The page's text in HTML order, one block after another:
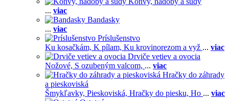
... viac
Bandasky
... viac
Príslušenstvo
Ku kosačkám, K pílam, Ku krovinorezom a vyž ... viac
Drviče vetiev a ovocia
Nožové, S ozubeným valcom, ... viac
Hračky do záhrady
a pieskoviská
Šmykľavky, Pieskoviská, Hračky do piesku, Ho ... viac